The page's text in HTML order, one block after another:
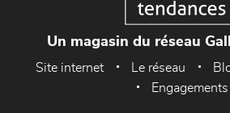
Un magasin du réseau
Site internet Le réseau
Engagements